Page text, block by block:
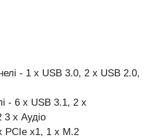
- 1 х USB 3.0, 2 х USB 2.0,
- 6 x USB 3.1, 2 х
х Аудіо
PCIe x1, 1 х M.2